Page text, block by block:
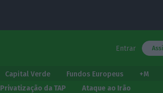
Entrar
Capital Verde Fundos Europeus +M
Privatização da TAP Ataque ao Irão